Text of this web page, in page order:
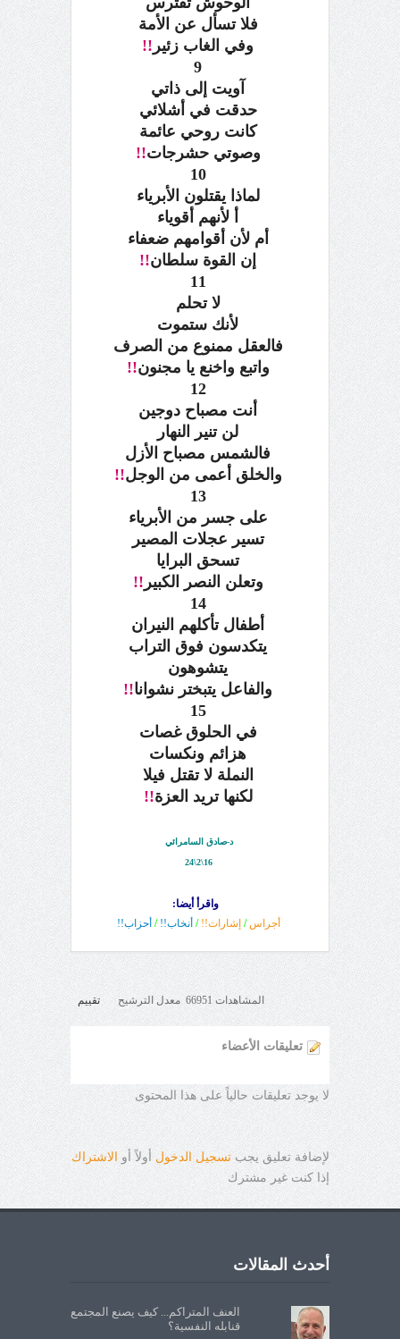
فلا تسأل عن الأمة
وفي الغاب زئير !!
9
آويت إلى ذاتي
حدقت في أشلائي
كانت روحي عائمة
وصوتي حشرجات!!
10
لماذا يقتلون الأبرياء
أ لأنهم أقوياء
أم لأن أقوامهم ضعفاء
إن القوة سلطان!!
11
لا تحلم
لأنك ستموت
فالعقل ممنوع من الصرف
واتبع واخنع يا مجنون!!
12
أنت مصباح دوجين
لن تنير النهار
فالشمس مصباح الأزل
والخلق أعمى من الوجل!!
13
على جسر من الأبرياء
تسير عجلات المصير
تسحق البرايا
وتعلن النصر الكبير !!
14
أطفال تأكلهم النيران
يتكدسون فوق التراب
يتشوهون
والفاعل يتبختر نشوانا!!
15
في الحلوق غصات
هزائم ونكسات
النملة لا تقتل فيلا
لكنها تريد العزة!!
د-صادق السامرائي
واقرأ أيضا:
أجراس / إشارات!! / أنخاب!! / أحزاب!!
المشاهدات 66951 معدل الترشيح تقييم
تعليقات الأعضاء
لا يوجد تعليقات حالياً على هذا المحتوى
لإضافة تعليق يجب تسجيل الدخول أولاً أو
الاشتراك
إذا كنت غير مشترك
أحدث المقالات
العنف المتراكم... كيف يصنع المجتمع
قنابله النفسية؟